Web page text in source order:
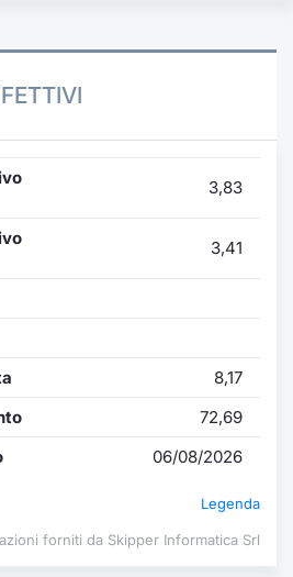
3,83
3,41
8,17
72,69
06/08/2026
Legenda
forniti da Skipper Informatica Srl